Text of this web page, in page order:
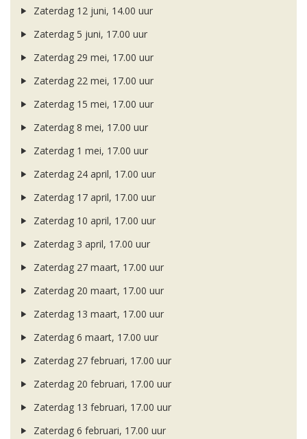
Zaterdag 12 juni, 14.00 uur
Zaterdag 5 juni, 17.00 uur
Zaterdag 29 mei, 17.00 uur
Zaterdag 22 mei, 17.00 uur
Zaterdag 15 mei, 17.00 uur
Zaterdag 8 mei, 17.00 uur
Zaterdag 1 mei, 17.00 uur
Zaterdag 24 april, 17.00 uur
Zaterdag 17 april, 17.00 uur
Zaterdag 10 april, 17.00 uur
Zaterdag 3 april, 17.00 uur
Zaterdag 27 maart, 17.00 uur
Zaterdag 20 maart, 17.00 uur
Zaterdag 13 maart, 17.00 uur
Zaterdag 6 maart, 17.00 uur
Zaterdag 27 februari, 17.00 uur
Zaterdag 20 februari, 17.00 uur
Zaterdag 13 februari, 17.00 uur
Zaterdag 6 februari, 17.00 uur